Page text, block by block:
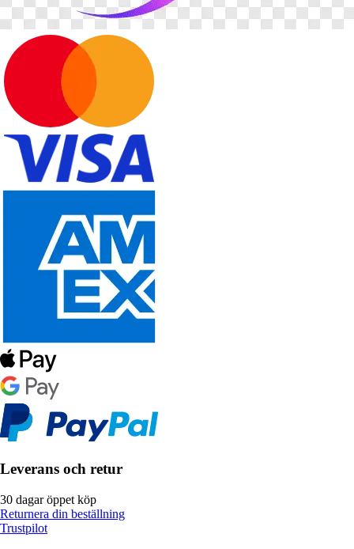
Leverans och retur
30 dagar öppet köp
Returnera din beställning
Trustpilot